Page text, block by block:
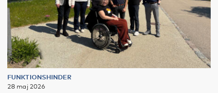
FUNKTIONSHINDER
28 maj 2026